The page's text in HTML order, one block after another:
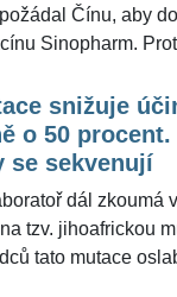
Čínu, aby
Sinopharm.
neprošla přes
bioložka
popsala, na
získáte z
snižuje
o 50 procent.
se sekvenují
dál zkoumá
tzv. jihoafrickou
tato mutace